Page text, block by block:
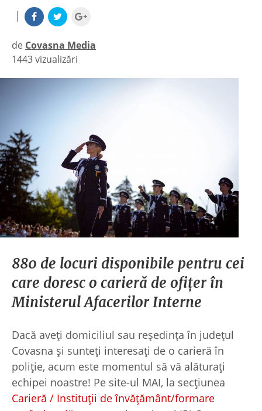
|
de Covasna Media
|
1443 vizualizări
880 de locuri disponibile pentru cei
care doresc o carieră de ofițer în
Ministerul Afacerilor Interne
Dacă aveți domiciliul sau reședința în județul
Covasna și sunteți interesați de o carieră în
poliție, acum este momentul să vă alăturați
echipei noastre! Pe site-ul MAI, la secțiunea
Carieră / Instituții de învățământ/formare